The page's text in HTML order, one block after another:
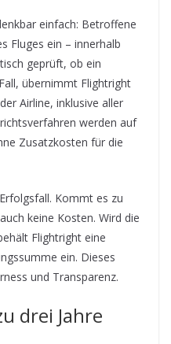
einfach: Betroffene
Fluges ein – innerhalb
geprüft, ob ein
übernimmt Flightright
Airline, inklusive aller
werden auf
Zusatzkosten für die
Kommt es zu
keine Kosten. Wird die
Flightright eine
ein. Dieses
und Transparenz.
drei Jahre